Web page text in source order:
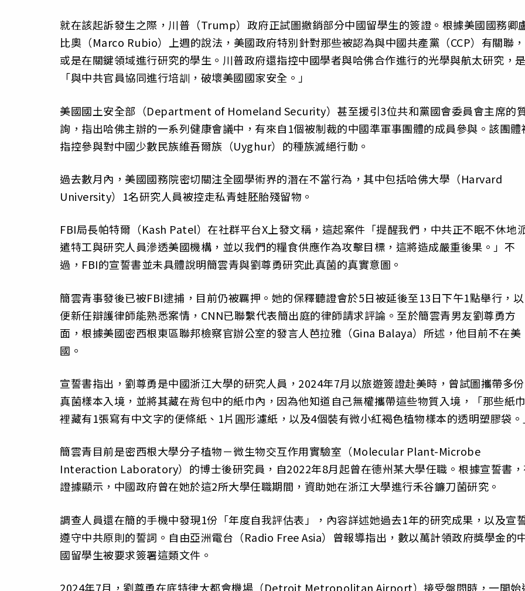
就在該起訴發生之際，川普（Trump）政府正試圖撤銷部分中國留學生的簽證。根據美國國務卿
比奧（Marco Rubio）上週的說法，美國政府特別針對那些被認為與中國共產黨（CCP）有關聯，
或是在關鍵領域進行研究的學生。川普政府還指控中國學者與哈佛合作進行的光學與航太研究，
「與中共官員協同進行培訓，破壞美國國家安全。」
美國國土安全部（Department of Homeland Security）甚至援引3位共和黨國會委員會主席的
詢，指出哈佛主辦的一系列健康會議中，有來自1個被制裁的中國準軍事團體的成員參與。該團體
指控參與對中國少數民族維吾爾族（Uyghur）的種族滅絕行動。
過去數月內，美國國務院密切關注全國學術界的潛在不當行為，其中包括哈佛大學（Harvard
University）1名研究人員被控走私青蛙胚胎殘留物。
FBI局長帕特爾（Kash Patel）在社群平台X上發文稱，這起案件「提醒我們，中共正不眠不休地
遣特工與研究人員滲透美國機構，並以我們的糧食供應作為攻擊目標，這將造成嚴重後果。」不
過，FBI的宣誓書並未具體說明簡雲青與劉尊勇研究此真菌的真實意圖。
簡雲青事發後已被FBI逮捕，目前仍被羈押。她的保釋聽證會於5日被延後至13日下午1點舉行，以
便新任辯護律師能熟悉案情，CNN已聯繫代表簡出庭的律師請求評論。至於簡雲青男友劉尊勇方
面，根據美國密西根東區聯邦檢察官辦公室的發言人芭拉雅（Gina Balaya）所述，他目前不在美
國。
宣誓書指出，劉尊勇是中國浙江大學的研究人員，2024年7月以旅遊簽證赴美時，曾試圖攜帶多份
真菌樣本入境，並將其藏在背包中的紙巾內，因為他知道自己無權攜帶這些物質入境，「那些紙
裡藏有1張寫有中文字的便條紙、1片圓形濾紙，以及4個裝有微小紅褐色植物樣本的透明塑膠袋
簡雲青目前是密西根大學分子植物－微生物交互作用實驗室（Molecular Plant-Microbe
Interaction Laboratory）的博士後研究員，自2022年8月起曾在德州某大學任職。根據宣誓書
證據顯示，中國政府曾在她於這2所大學任職期間，資助她在浙江大學進行禾谷鐮刀菌研究。
調查人員還在簡的手機中發現1份「年度自我評估表」，內容詳述她過去1年的研究成果，以及宣
遵守中共原則的誓詞。自由亞洲電台（Radio Free Asia）曾報導指出，數以萬計領政府獎學金的
國留學生被要求簽署這類文件。
2024年7月，劉尊勇在底特律大都會機場（Detroit Metropolitan Airport）接受盤問時，一開始